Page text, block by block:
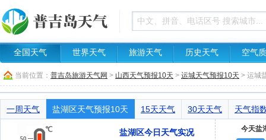
全国天气 世界天气 旅游天气 历史天气 空气
当前位置： 普吉岛旅游天气网 > 山西天气预报10天 > 运城天气预报10天 > 运城
一周天气 盐湖区天气预报10天 15天天气 30天天气 天气指
盐湖区今日天气实况
今天盐